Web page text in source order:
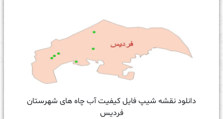
دانلود نقشه شیپ فایل کیفیت آب چاه های شهرستان
فردیس